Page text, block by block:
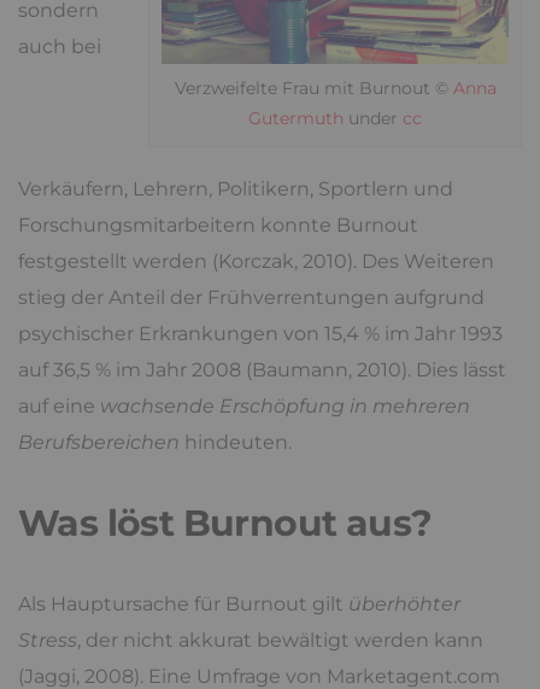
Verzweifelte Frau mit Burnout © Anna
Gutermuth under cc
sondern
auch bei
Verkäufern, Lehrern, Politikern, Sportlern und
Forschungsmitarbeitern konnte Burnout
festgestellt werden (Korczak, 2010). Des Weiteren
stieg der Anteil der Frühverrentungen aufgrund
psychischer Erkrankungen von 15,4 % im Jahr 1993
auf 36,5 % im Jahr 2008 (Baumann, 2010). Dies lässt
auf eine wachsende Erschöpfung in mehreren
Berufsbereichen hindeuten.
Was löst Burnout aus?
Als Hauptursache für Burnout gilt überhöhter
Stress, der nicht akkurat bewältigt werden kann
(Jaggi, 2008). Eine Umfrage von Marketagent.com